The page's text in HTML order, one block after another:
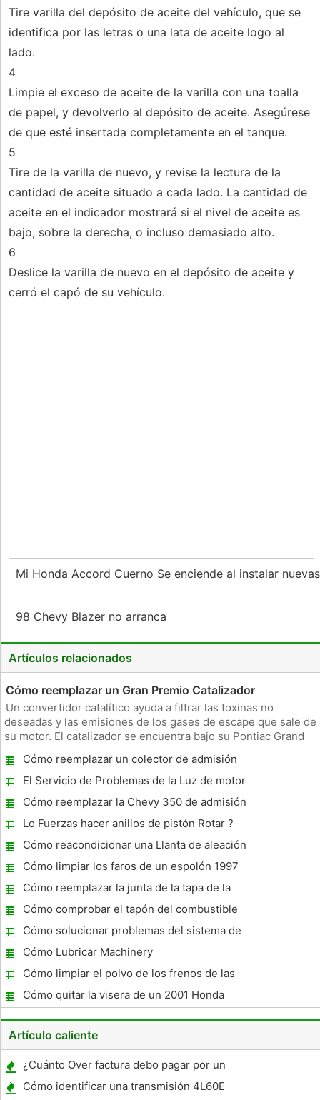
Tire varilla del depósito de aceite del vehículo, que se
identifica por las letras o una lata de aceite logo al
lado.
4
Limpie el exceso de aceite de la varilla con una toalla
de papel, y devolverlo al depósito de aceite. Asegúrese
de que esté insertada completamente en el tanque.
5
Tire de la varilla de nuevo, y revise la lectura de la
cantidad de aceite situado a cada lado. La cantidad de
aceite en el indicador mostrará si el nivel de aceite es
bajo, sobre la derecha, o incluso demasiado alto.
6
Deslice la varilla de nuevo en el depósito de aceite y
cerró el capó de su vehículo.
Mi Honda Accord Cuerno Se enciende al instalar
98 Chevy Blazer no arranca
Artículos relacionados
Cómo reemplazar un Gran Premio Catalizador
Un convertidor catalítico ayuda a filtrar las toxinas no
deseadas y las emisiones de los gases de escape que sale de
su motor. El catalizador se encuentra bajo su Pontiac Grand
convertidor catalítico obstruido reducirá la potencia del
motor.
Cómo reemplazar un colector de admisión
Junta en un 1997 Chevy Silverado K1500
El Servicio de Problemas de la Luz de motor
más comunes en un Subaru
Cómo reemplazar la Chevy 350 de admisión
Junta
Lo Fuerzas hacer anillos de pistón Rotar ?
Cómo reacondicionar una Llanta de aleación
Cómo limpiar los faros de un espolón 1997
Cómo reemplazar la junta de la tapa de la
válvula en un BMW E46
Cómo comprobar el tapón del combustible
en un Mazda Tribute
Cómo solucionar problemas del sistema de
dirección en un Ford Explorer Explorador
Cómo Lubricar Machinery
Cómo limpiar el polvo de los frenos de las
ruedas Off
Cómo quitar la visera de un 2001 Honda
Civic
Artículo caliente
¿Cuánto Over factura debo pagar por un
coche nuevo?
Cómo identificar una transmisión 4L60E